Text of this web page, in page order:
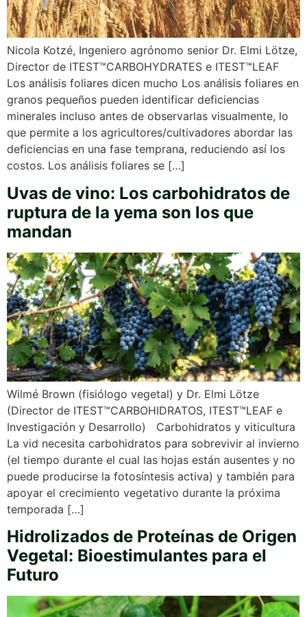
Nicola Kotzé, Ingeniero agrónomo senior Dr. Elmi Lötze,
Director de ITEST™CARBOHYDRATES e ITEST™LEAF
Los análisis foliares dicen mucho Los análisis foliares en
granos pequeños pueden identificar deficiencias
minerales incluso antes de observarlas visualmente, lo
que permite a los agricultores/cultivadores abordar las
deficiencias en una fase temprana, reduciendo así los
costos. Los análisis foliares se […]
Uvas de vino: Los carbohidratos de
ruptura de la yema son los que
mandan
Wilmé Brown (fisiólogo vegetal) y Dr. Elmi Lötze
(Director de ITEST™CARBOHIDRATOS, ITEST™LEAF e
Investigación y Desarrollo) Carbohidratos y viticultura
La vid necesita carbohidratos para sobrevivir al invierno
(el tiempo durante el cual las hojas están ausentes y no
puede producirse la fotosíntesis activa) y también para
apoyar el crecimiento vegetativo durante la próxima
temporada […]
Hidrolizados de Proteínas de Origen
Vegetal: Bioestimulantes para el
Futuro